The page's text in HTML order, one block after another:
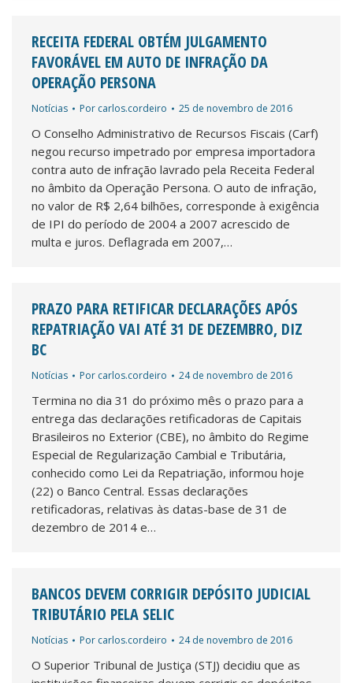
RECEITA FEDERAL OBTÉM JULGAMENTO
FAVORÁVEL EM AUTO DE INFRAÇÃO DA
OPERAÇÃO PERSONA
Notícias Por carlos.cordeiro 25 de novembro de 2016
O Conselho Administrativo de Recursos Fiscais (Carf)
negou recurso impetrado por empresa importadora
contra auto de infração lavrado pela Receita Federal
no âmbito da Operação Persona. O auto de infração,
no valor de R$ 2,64 bilhões, corresponde à exigência
de IPI do período de 2004 a 2007 acrescido de
multa e juros. Deflagrada em 2007,…
PRAZO PARA RETIFICAR DECLARAÇÕES APÓS
REPATRIAÇÃO VAI ATÉ 31 DE DEZEMBRO, DIZ
BC
Notícias Por carlos.cordeiro 24 de novembro de 2016
Termina no dia 31 do próximo mês o prazo para a
entrega das declarações retificadoras de Capitais
Brasileiros no Exterior (CBE), no âmbito do Regime
Especial de Regularização Cambial e Tributária,
conhecido como Lei da Repatriação, informou hoje
(22) o Banco Central. Essas declarações
retificadoras, relativas às datas-base de 31 de
dezembro de 2014 e…
BANCOS DEVEM CORRIGIR DEPÓSITO JUDICIAL
TRIBUTÁRIO PELA SELIC
Notícias Por carlos.cordeiro 24 de novembro de 2016
O Superior Tribunal de Justiça (STJ) decidiu que as